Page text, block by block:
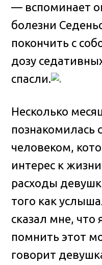
— вспоминает
болезни
покончить с
дозу
спасли.
Несколько
человеком,
интерес к
расходы
того как
сказал мне, что
помнить этот
говорит